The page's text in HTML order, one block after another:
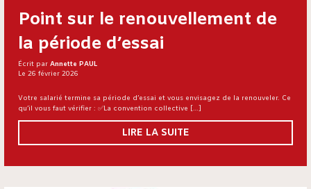
Point sur le renouvellement de
la période d’essai
Écrit par Annette PAUL
Le 26 février 2026
Votre salarié termine sa période d’essai et vous envisagez de la renouveler. Ce
qu’il vous faut vérifier : ✅La convention collective […]
LIRE LA SUITE